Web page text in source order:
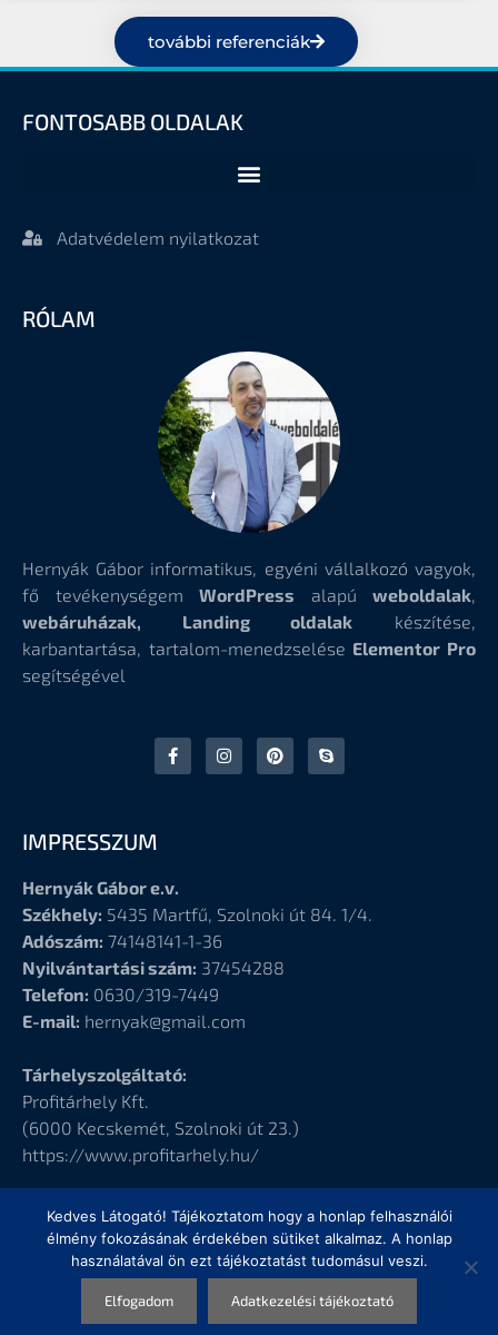
további referenciák
FONTOSABB OLDALAK
Adatvédelem nyilatkozat
RÓLAM
Hernyák Gábor informatikus, egyéni vállalkozó vagyok,
fő tevékenységem WordPress alapú weboldalak,
webáruházak, Landing oldalak készítése,
karbantartása, tartalom-menedzselése Elementor Pro
segítségével
IMPRESSZUM
Hernyák Gábor e.v.
Székhely: 5435 Martfű, Szolnoki út 84. 1/4.
Adószám: 74148141-1-36
Nyilvántartási szám: 37454288
Telefon: 0630/319-7449
E-mail: hernyak@gmail.com
Tárhelyszolgáltató:
Profitárhely Kft.
(6000 Kecskemét, Szolnoki út 23.)
https://www.profitarhely.hu/
© Hernyák Gábor e.v.
Design
by Elementor Pro
Kedves Látogató! Tájékoztatom hogy a honlap felhasználói
élmény fokozásának érdekében sütiket alkalmaz. A honlap
használatával ön ezt tájékoztatást tudomásul veszi.
Elfogadom Adatkezelési tájékoztató